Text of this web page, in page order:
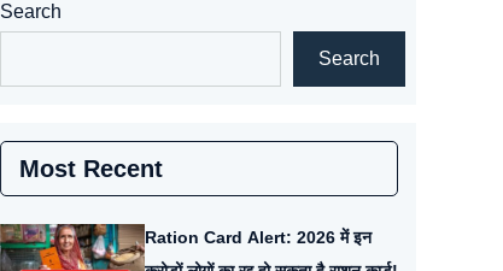
Search
Search
Most Recent
Ration Card Alert: 2026 में इन